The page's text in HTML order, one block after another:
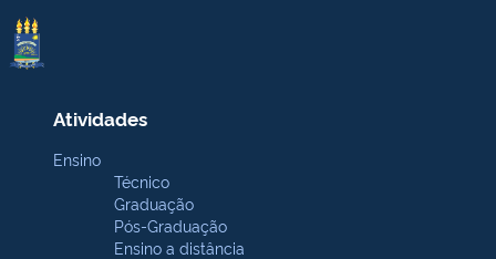
Atividades
Ensino
Técnico
Graduação
Pós-Graduação
Ensino a distância